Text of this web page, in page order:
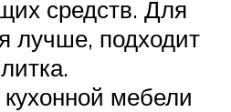
средств. Для
лучше, подходит
мебели